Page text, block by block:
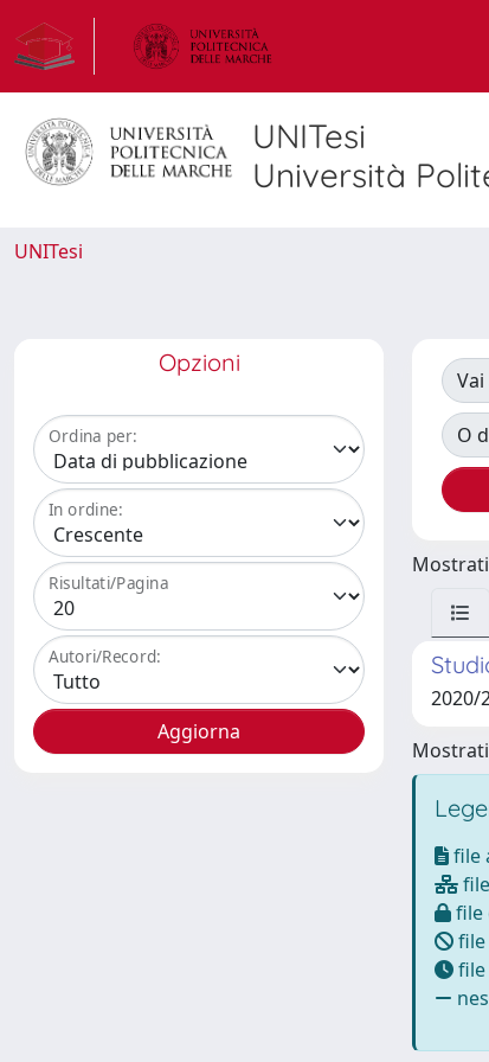
UNITesi
Università
UNITesi
Opzioni
Ordina per:
In ordine:
Risultati/Pagina
Autori/Record:
O
2020/
file
file